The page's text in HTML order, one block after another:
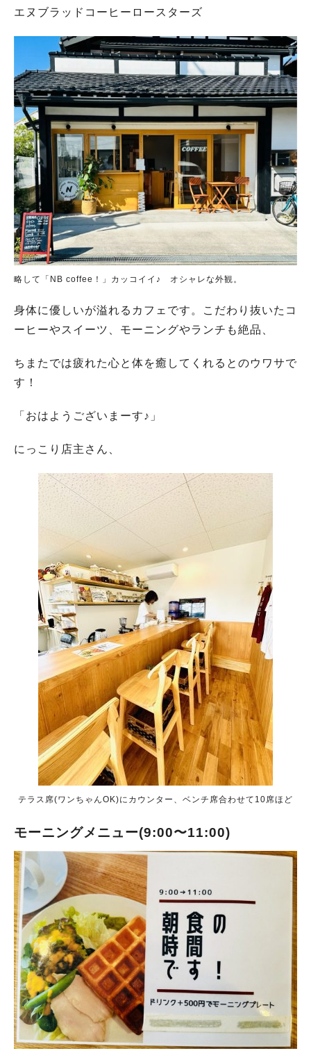
エヌブラッドコーヒーロースターズ
略して「NB coffee！」カッコイイ♪ オシャレな外観。
身体に優しいが溢れるカフェです。こだわり抜いたコ
ーヒーやスイーツ、モーニングやランチも絶品、
ちまたでは疲れた心と体を癒してくれるとのウワサで
す！
「おはようございまーす♪」
にっこり店主さん、
テラス席(ワンちゃんOK)にカウンター、ベンチ席合わせて10席ほど
モーニングメニュー(9:00〜11:00)